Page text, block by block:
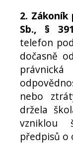
2. Zákoník
Sb., §
telefon
dočasně
nebo
držela
vzniklou
předpisů o